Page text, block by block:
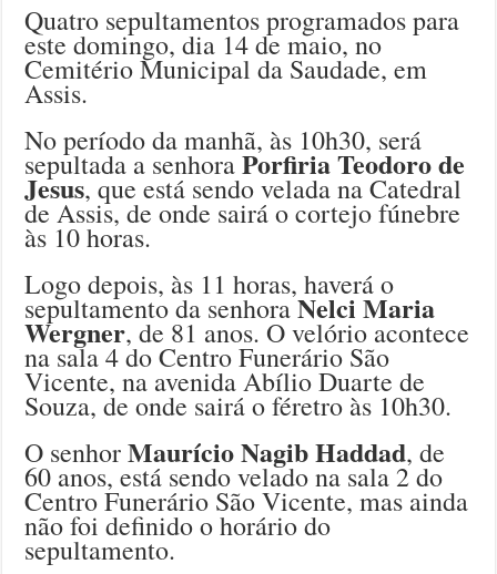
Quatro sepultamentos programados para
este domingo, dia 14 de maio, no
Cemitério Municipal da Saudade, em
Assis.
No período da manhã, às 10h30, será
sepultada a senhoraPorfiria Teodoro de
Jesus, que está sendo velada na Catedral
de Assis, de onde sairá o cortejo fúnebre
às 10 horas.
Logo depois, às 11 horas, haverá o
sepultamento da senhoraNelci Maria
Wergner, de 81 anos. O velório acontece
na sala 4 do Centro Funerário São
Vicente, na avenida Abílio Duarte de
Souza, de onde sairá o féretro às 10h30.
O senhorMaurício Nagib Haddad, de
60 anos, está sendo velado na sala 2 do
Centro Funerário São Vicente, mas ainda
não foi definido o horário do
sepultamento.